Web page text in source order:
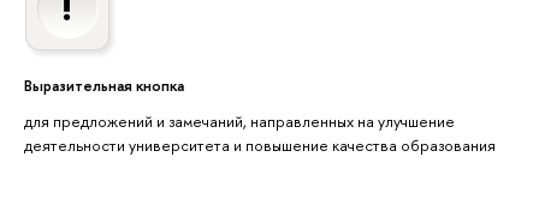
Выразительная кнопка
для предложений и замечаний, направленных на улучшение
деятельности университета и повышение качества образования